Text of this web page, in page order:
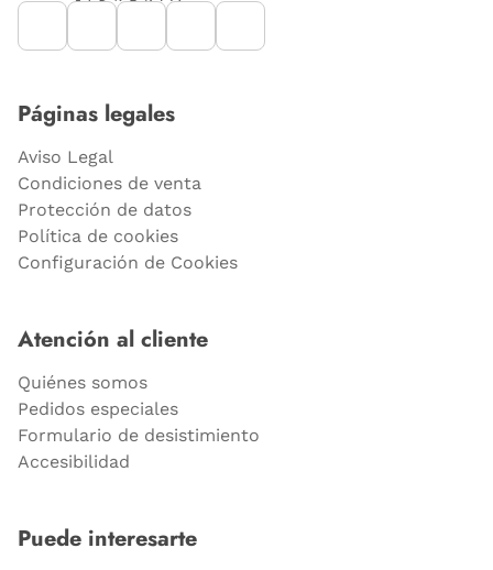
Páginas legales
Aviso Legal
Condiciones de venta
Protección de datos
Política de cookies
Configuración de Cookies
Atención al cliente
Quiénes somos
Pedidos especiales
Formulario de desistimiento
Accesibilidad
Puede interesarte